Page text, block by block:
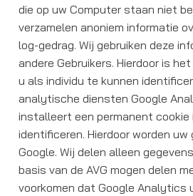
die op uw Computer staan niet
verzamelen anoniem informatie
log-gedrag. Wij gebruiken deze
andere Gebruikers. Hierdoor is
u als individu te kunnen
analytische diensten Google
installeert een permanent
identificeren. Hierdoor worden
Google. Wij delen alleen
basis van de AVG mogen delen
voorkomen dat Google Analytics